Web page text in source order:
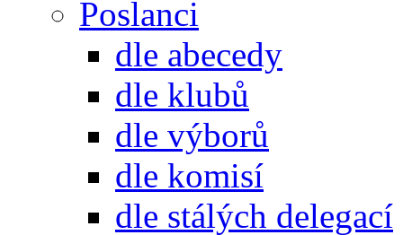
Poslanci
dle abecedy
dle klubů
dle výborů
dle komisí
dle stálých delegací